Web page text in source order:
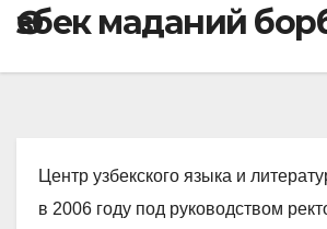
Өзбек маданий
Центр узбекского языка и
в 2006 году под руководством